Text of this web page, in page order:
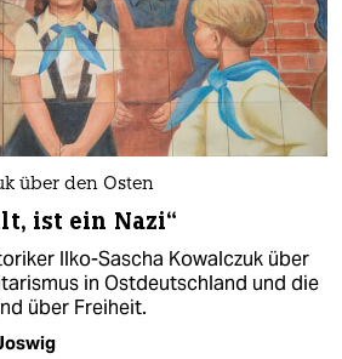
über den Osten
ist ein Nazi“
Ilko-Sascha Kowalczuk über
in Ostdeutschland und die
über Freiheit.